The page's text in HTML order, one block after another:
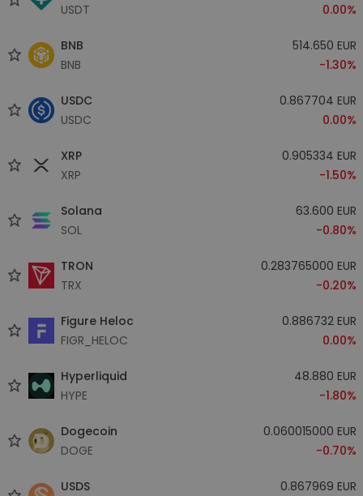
USDT
0.00%
BNB
BNB
514.650 EUR
-1.30%
USDC
USDC
0.867704 EUR
0.00%
XRP
XRP
0.905334 EUR
-1.50%
Solana
SOL
63.600 EUR
-0.80%
TRON
TRX
0.283765000 EUR
-0.20%
Figure Heloc
FIGR_HELOC
0.886732 EUR
0.00%
Hyperliquid
HYPE
48.880 EUR
-1.80%
Dogecoin
DOGE
0.060015000 EUR
-0.70%
USDS
0.867969 EUR